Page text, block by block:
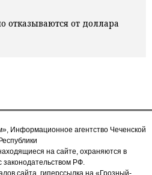
от доллара
Информационное агентство Чеченской
Республики
на сайте, охраняются в
законодательством РФ.
сайта, гиперссылка на «Грозный-